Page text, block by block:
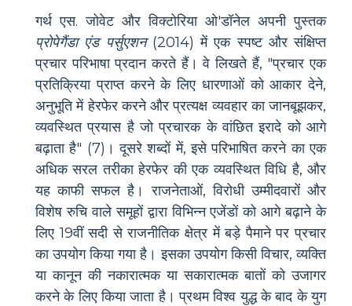
गर्थ एस. जोवेट और विक्टोरिया ओ'डॉनेल अपनी पुस्तक
प्रोपेगैंडा एंड पर्सुएशन(2014) में एक स्पष्ट और संक्षिप्त
प्रचार परिभाषा प्रदान करते हैं। वे लिखते हैं, "प्रचार एक
प्रतिक्रिया प्राप्त करने के लिए धारणाओं को आकार देने,
अनुभूति में हेरफेर करने और प्रत्यक्ष व्यवहार का जानबूझकर,
व्यवस्थित प्रयास है जो प्रचारक के वांछित इरादे को आगे
बढ़ाता है" (7)। दूसरे शब्दों में, इसे परिभाषित करने का एक
अधिक सरल तरीका हेरफेर की एक व्यवस्थित विधि है, और
यह काफी सफल है। राजनेताओं, विरोधी उम्मीदवारों और
विशेष रुचि वाले समूहों द्वारा विभिन्न एजेंडों को आगे बढ़ाने के
लिए 19वीं सदी से राजनीतिक क्षेत्र में बड़े पैमाने पर प्रचार
का उपयोग किया गया है। इसका उपयोग किसी विचार, व्यक्ति
या कानून की नकारात्मक या सकारात्मक बातों को उजागर
करने के लिए किया जाता है। प्रथम विश्व युद्ध के बाद के युग